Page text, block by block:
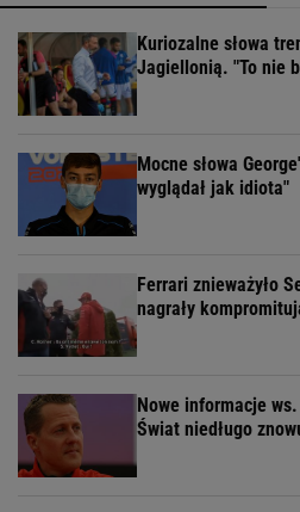
Kuriozalne słowa
Jagiellonią. "To nie
Mocne słowa
wyglądał jak idiota"
Ferrari znieważyło
nagrały
Nowe informacje
Świat niedługo